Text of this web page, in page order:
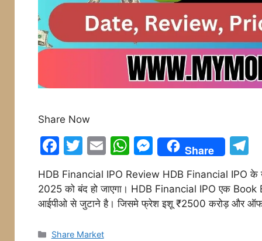
Share Now
F
a
c
e
T
w
itt
er
E
m
ai
l
W
h
at
s
M
e
s
s
Share
T
el
e
HDB Financial IPO Review HDB Financial IPO
2025 को बंद हो जाएगा। HDB Financial IPO एक
आईपीओ से जुटाने है। जिसमे फ्रेश इशू ₹2500 करोड़ और
Categories
Share Market